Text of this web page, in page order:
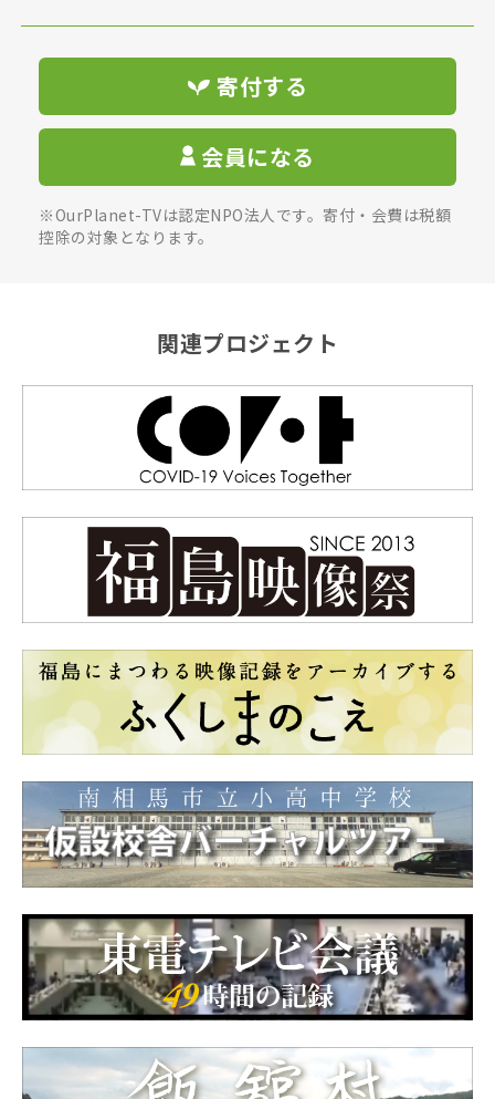
寄付する
会員になる
※OurPlanet-TVは認定NPO法人です。寄付・会費は税額
控除の対象となります。
関連プロジェクト